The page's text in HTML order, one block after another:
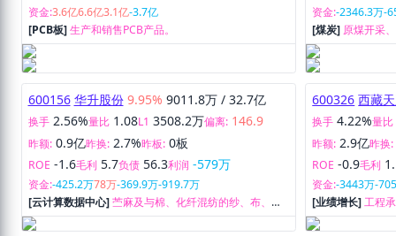
昨额: 32.2亿昨换: 7.4%昨板:
ROE 4.9毛利 30.5负债 54.1
资金:
[PCB板]生产和销售PCB产品。
昨额: 3.9亿昨换:
ROE -10.5毛利
资金:
[煤炭]原煤开采
600156 华升股份 9.95% 9011.8万
换手 2.56%量比 1.08L1 3508.2万偏离:
昨额: 0.9亿昨换: 2.7%昨板: 0板
ROE -1.6毛利 5.7负债 56.3利润 -579万
资金:
600326 西藏
换手 4.22%量比
昨额: 2.9亿昨换:
ROE -0.9毛利
资金: